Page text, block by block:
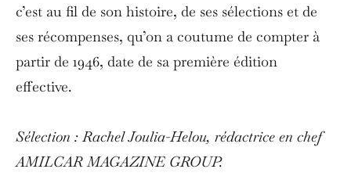
c’est au fil de son histoire, de ses sélections et de
ses récompenses, qu’on a coutume de compter à
partir de 1946, date de sa première édition
effective.
Sélection : Rachel Joulia-Helou, rédactrice en chef
AMILCAR MAGAZINE GROUP.